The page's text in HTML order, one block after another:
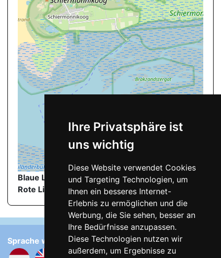
Ihre Privatsphäre ist
uns wichtig
Diese Website verwendet Cookies
und Targeting Technologien, um
Ihnen ein besseres Internet-
Erlebnis zu ermöglichen und die
Werbung, die Sie sehen, besser an
Ihre Bedürfnisse anzupassen.
Diese Technologien nutzen wir
außerdem, um Ergebnisse zu
©OpenStreetMap contributors.
Blaue Linie
: Wanderweg zum FKK-Strand
Rote Linie
: FKK-Strand
Sprache wählen: